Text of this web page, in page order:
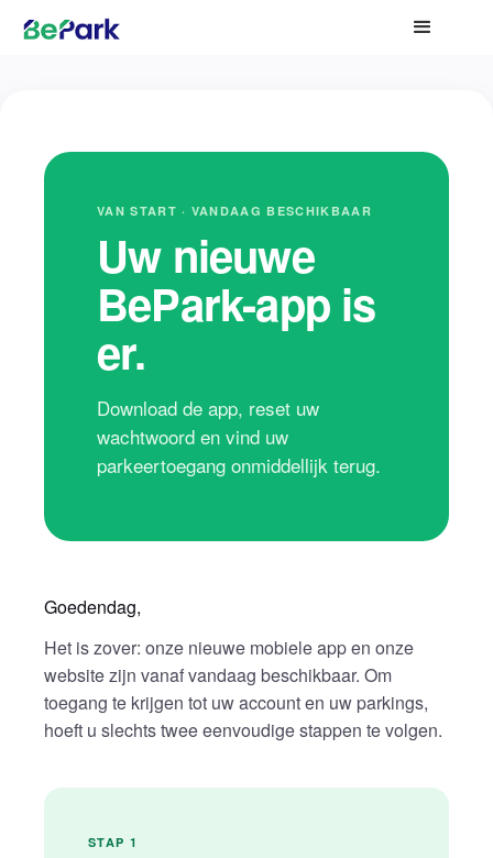
VAN START · VANDAAG BESCHIKBAAR
Uw nieuwe
BePark-app is
er.
Download de app, reset uw
wachtwoord en vind uw
parkeertoegang onmiddellijk terug.
Goedendag,
Het is zover: onze nieuwe mobiele app en onze
website zijn vanaf vandaag beschikbaar. Om
toegang te krijgen tot uw account en uw parkings,
hoeft u slechts twee eenvoudige stappen te volgen.
STAP 1